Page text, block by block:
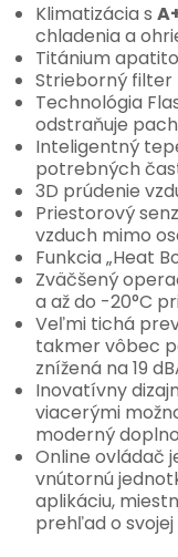
Klimatizácia s
chladenia a
Titánium
Strieborný filter
Technológia
odstraňuje
Inteligentný
potrebných
3D prúdenie
Priestorový
vzduch mimo
Funkcia „Heat
Zväčšený
a až do -20°C
Veľmi tichá
takmer vôbec
znížená na 19
Inovatívny
viacerými
moderný
Online ovládač
vnútornú
aplikáciu,
prehľad o